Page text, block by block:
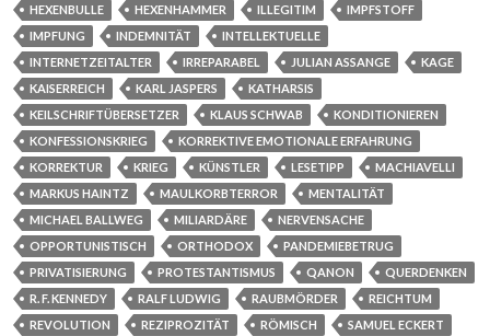
HEXENBULLE
HEXENHAMMER ILLEGITIM
IMPFSTOFF
IMPFUNG
INDEMNITÄT
INTELLEKTUELLE
INTERNETZEITALTER
IRREPARABEL JULIAN ASSANGE
KAGE
KAISERREICH
KARL JASPERS
KATHARSIS
KEILSCHRIFTÜBERSETZER
KLAUS SCHWAB
KONDITIONIEREN
KONFESSIONSKRIEG
KORREKTIVE EMOTIONALE ERFAHRUNG
KORREKTUR
KRIEG KÜNSTLER LESETIPP
MACHIAVELLI
MARKUS HAINTZ
MAULKORBTERROR
MENTALITÄT
MICHAEL BALLWEG
MILIARDÄRE
NERVENSACHE
OPPORTUNISTISCH
ORTHODOX
PANDEMIEBETRUG
PRIVATISIERUNG
PROTESTANTISMUS QANON
QUERDENKEN
R. F. KENNEDY
RALF LUDWIG RAUBMÖRDER
REICHTUM
REVOLUTION
REZIPROZITÄT RÖMISCH
SAMUEL ECKERT